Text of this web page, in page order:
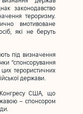
законодавство
тероризму.
вмотивоване
які не беруть
під визначення
“спонсорування
терористичних
держави.
Конгресу США, що
– спонсором